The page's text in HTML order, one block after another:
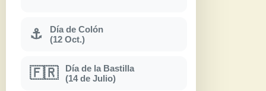
⚓
Día de Colón
(12 Oct.)
🇫🇷
Día de la Bastilla
(14 de Julio)